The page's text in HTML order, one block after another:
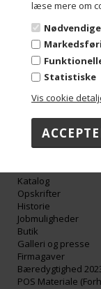
læse mere om
Nødvendige
Statistiske
Vis cookie
Troensevej 4M
9220 Aalborg Øst
Danmark
Tel: +45 98 13 10 70
Mail:
Mail:
Cvr/Se-nummer:
Mandag-Torsdag
Fredag 08:00-15:00
Katalog
Opskrifter
Historie
Jobmuligheder
Butik
Galleri og presse
Firmagaver
Bæredygtighed
POS Materiale